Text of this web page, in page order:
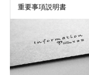
重要事項説明書